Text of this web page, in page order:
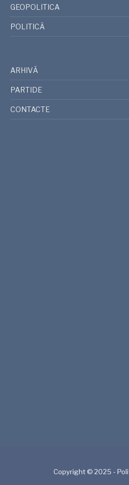
GEOPOLITICA
POLITICĂ
ARHIVĂ
PARTIDE
CONTACTE
Copyright © 2025 -